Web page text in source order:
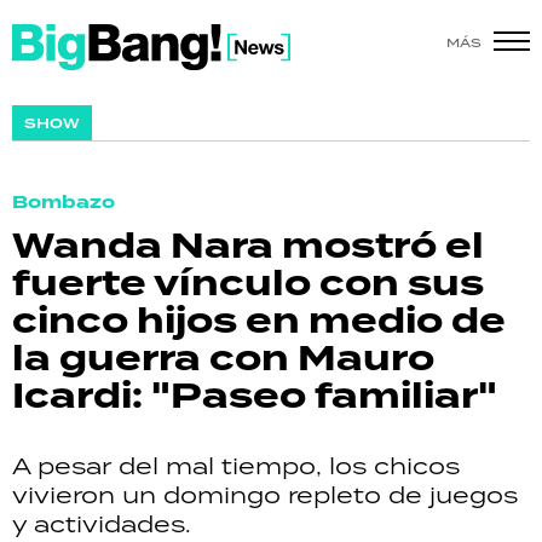
MÁS
SHOW
Bombazo
Wanda Nara mostró el
fuerte vínculo con sus
cinco hijos en medio de
la guerra con Mauro
Icardi: "Paseo familiar"
A pesar del mal tiempo, los chicos
vivieron un domingo repleto de juegos
y actividades.
SHOW
ACTUALIDAD
POLICIALES
ECONOMÍA
GRAN HERMANO
SALUD
DEPORTES